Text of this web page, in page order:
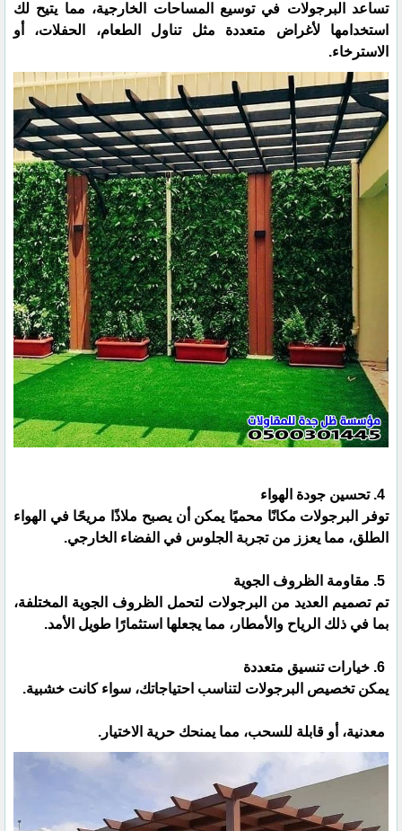
تساعد البرجولات في توسيع المساحات الخارجية، مما يتيح لك
استخدامها لأغراض متعددة مثل تناول الطعام، الحفلات، أو
الاسترخاء.
توفر البرجولات مكانًا محميًا يمكن أن يصبح ملاذًا مريحًا في الهواء
الطلق، مما يعزز من تجربة الجلوس في الفضاء الخارجي.
تم تصميم العديد من البرجولات لتحمل الظروف الجوية المختلفة،
بما في ذلك الرياح والأمطار، مما يجعلها استثمارًا طويل الأمد.
يمكن تخصيص البرجولات لتناسب احتياجاتك، سواء كانت خشبية.
معدنية، أو قابلة للسحب، مما يمنحك حرية الاختيار.